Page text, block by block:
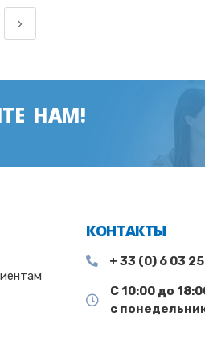
НАМ!
КОНТАКТЫ
+ 33 (0) 6 03
С 10:00 до
с